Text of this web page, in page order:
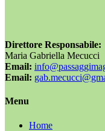
Direttore Responsabile:
Maria Gabriella Mecucci
Email:
Email:
Menu
Home